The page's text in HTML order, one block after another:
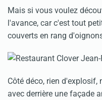
Mais si vous voulez
l'avance, car c'est tout
couverts en rang
Côté déco, rien
avec derrière une façade